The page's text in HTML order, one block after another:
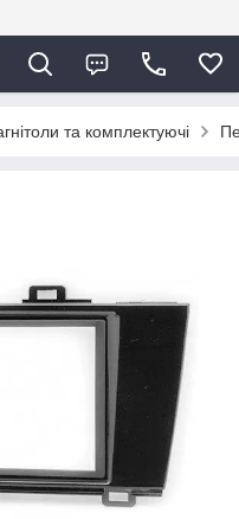
та комплектуючі